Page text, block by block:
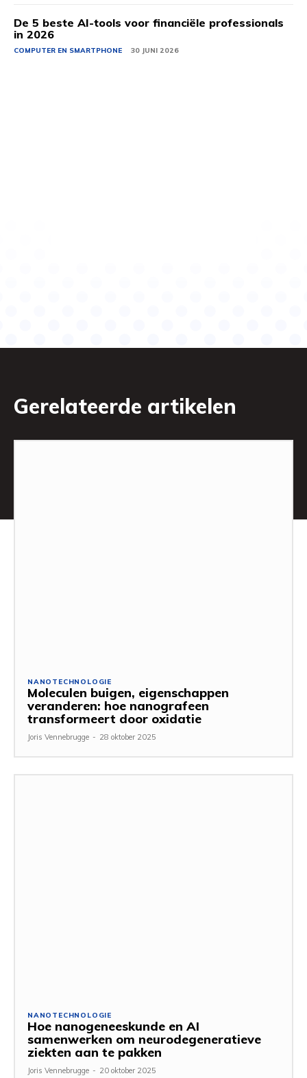
De 5 beste AI-tools voor financiële professionals
in 2026
COMPUTER EN SMARTPHONE 30 JUNI 2026
Gerelateerde artikelen
NANOTECHNOLOGIE
Moleculen buigen, eigenschappen
veranderen: hoe nanografeen
transformeert door oxidatie
Joris Vennebrugge - 28 oktober 2025
NANOTECHNOLOGIE
Hoe nanogeneeskunde en AI
samenwerken om neurodegeneratieve
ziekten aan te pakken
Joris Vennebrugge - 20 oktober 2025